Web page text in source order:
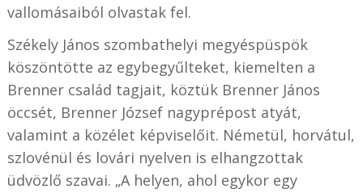
vallomásaiból olvastak fel.
Székely János szombathelyi megyéspüspök
köszöntötte az egybegyűlteket, kiemelten a
Brenner család tagjait, köztük Brenner János
öccsét, Brenner József nagyprépost atyát,
valamint a közélet képviselőit. Németül, horvátul,
szlovénül és lovári nyelven is elhangzottak
üdvözlő szavai. „A helyen, ahol egykor egy